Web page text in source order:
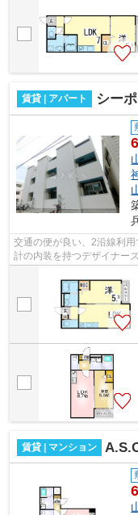
賃貸 | アパート シー
交通の便が良い、2沿線利
計の内装を持つデザイナー
2019年築の物件です。陽当
賃貸 | マンション